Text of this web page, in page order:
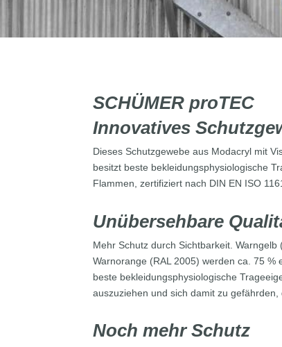
SCHÜMER proTEC
Innovatives
Dieses Schutzgewebe aus Modacryl mit
besitzt beste bekleidungsphysiologische
Flammen, zertifiziert nach DIN EN ISO
Unübersehbare
Mehr Schutz durch Sichtbarkeit.
Warnorange (RAL 2005) werden ca. 75
beste bekleidungsphysiologische
auszuziehen und sich damit zu gefährden,
Noch mehr Schutz